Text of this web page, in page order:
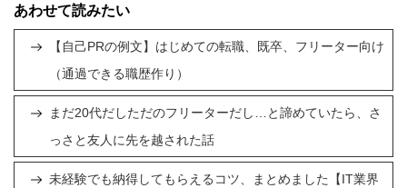
あわせて読みたい
【自己PRの例文】はじめての転職、既卒、フリーター向け
（通過できる職歴作り）
まだ20代だしただのフリーターだし…と諦めていたら、さ
っさと友人に先を越された話
未経験でも納得してもらえるコツ、まとめました【IT業界